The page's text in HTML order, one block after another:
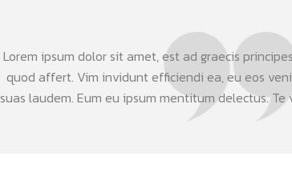
Lorem ipsum dolor sit amet, est ad graecis
quod affert. Vim invidunt efficiendi ea, eu eos
suas laudem. Eum eu ipsum mentitum delectus.